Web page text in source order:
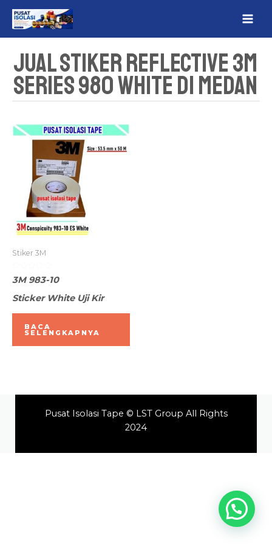
Jual Stiker Reflective 3M
Series 980 White Di Medan
Stiker 3M
Dinilai
0
5
3M 983-10
Sticker White Uji Kir
BACA
SELENGKAPNYA
Pusat Isolasi Tape © LST Group All Rights
2024